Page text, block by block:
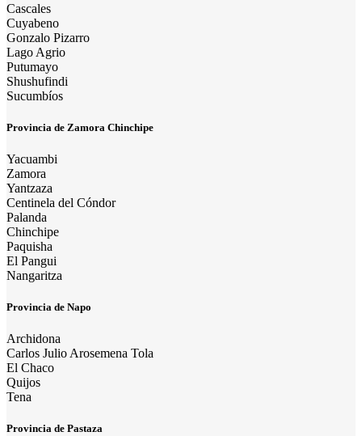
Cascales
Cuyabeno
Gonzalo Pizarro
Lago Agrio
Putumayo
Shushufindi
Sucumbíos
Provincia de Zamora Chinchipe
Yacuambi
Zamora
Yantzaza
Centinela del Cóndor
Palanda
Chinchipe
Paquisha
El Pangui
Nangaritza
Provincia de Napo
Archidona
Carlos Julio Arosemena Tola
El Chaco
Quijos
Tena
Provincia de Pastaza